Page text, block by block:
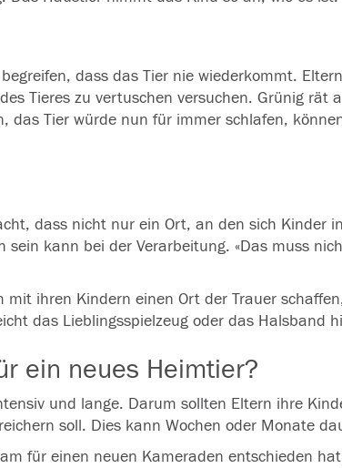
dass das Tier nie wiederkommt.
des Tieres zu vertuschen versuchen. Grünig rät
das Tier würde nun für immer schlafen,
dass nicht nur ein Ort, an den sich Kinder
sein kann bei der Verarbeitung. «Das muss
mit ihren Kindern einen Ort der Trauer
das Lieblingsspielzeug oder das Halsband
ein neues Heimtier?
und lange. Darum sollten Eltern ihre
soll. Dies kann Wochen oder Monate
für einen neuen Kameraden entschieden